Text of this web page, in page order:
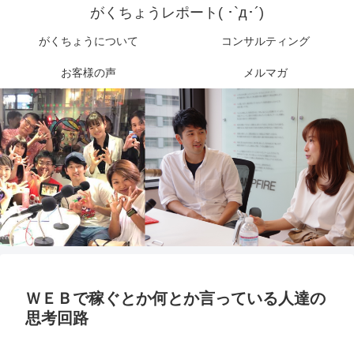
がくちょうレポート( ･`д･´)
がくちょうについて コンサルティング
お客様の声 メルマガ
ＷＥＢで稼ぐとか何とか言っている人達の
思考回路